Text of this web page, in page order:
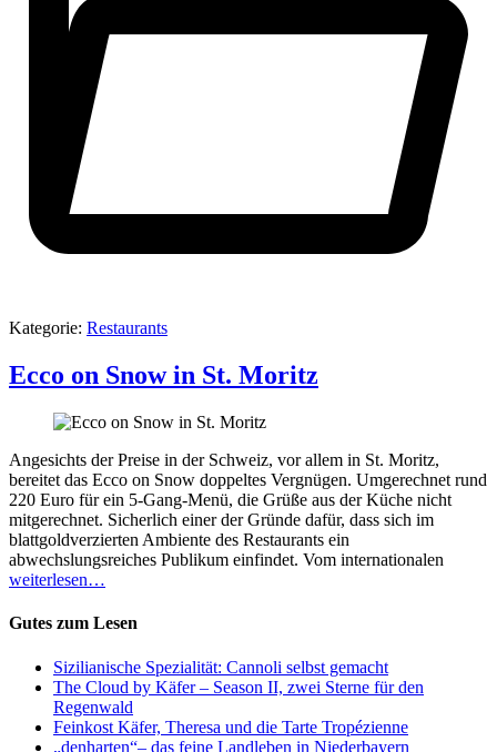
Kategorie: Restaurants
Ecco on Snow in St. Moritz
Angesichts der Preise in der Schweiz, vor allem in St. Moritz,
bereitet das Ecco on Snow doppeltes Vergnügen. Umgerechnet rund
220 Euro für ein 5-Gang-Menü, die Grüße aus der Küche nicht
mitgerechnet. Sicherlich einer der Gründe dafür, dass sich im
blattgoldverzierten Ambiente des Restaurants ein
abwechslungsreiches Publikum einfindet. Vom internationalen
weiterlesen…
Gutes zum Lesen
Sizilianische Spezialität: Cannoli selbst gemacht
The Cloud by Käfer – Season II, zwei Sterne für den
Regenwald
Feinkost Käfer, Theresa und die Tarte Tropézienne
„denharten“– das feine Landleben in Niederbayern